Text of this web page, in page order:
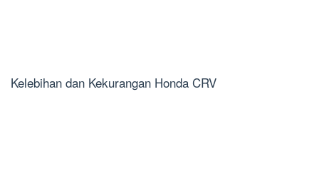
Kelebihan dan Kekurangan Honda CRV